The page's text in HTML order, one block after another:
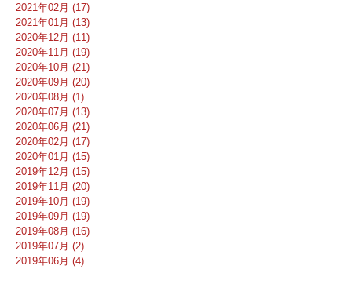
2021年02月 (17)
2021年01月 (13)
2020年12月 (11)
2020年11月 (19)
2020年10月 (21)
2020年09月 (20)
2020年08月 (1)
2020年07月 (13)
2020年06月 (21)
2020年02月 (17)
2020年01月 (15)
2019年12月 (15)
2019年11月 (20)
2019年10月 (19)
2019年09月 (19)
2019年08月 (16)
2019年07月 (2)
2019年06月 (4)